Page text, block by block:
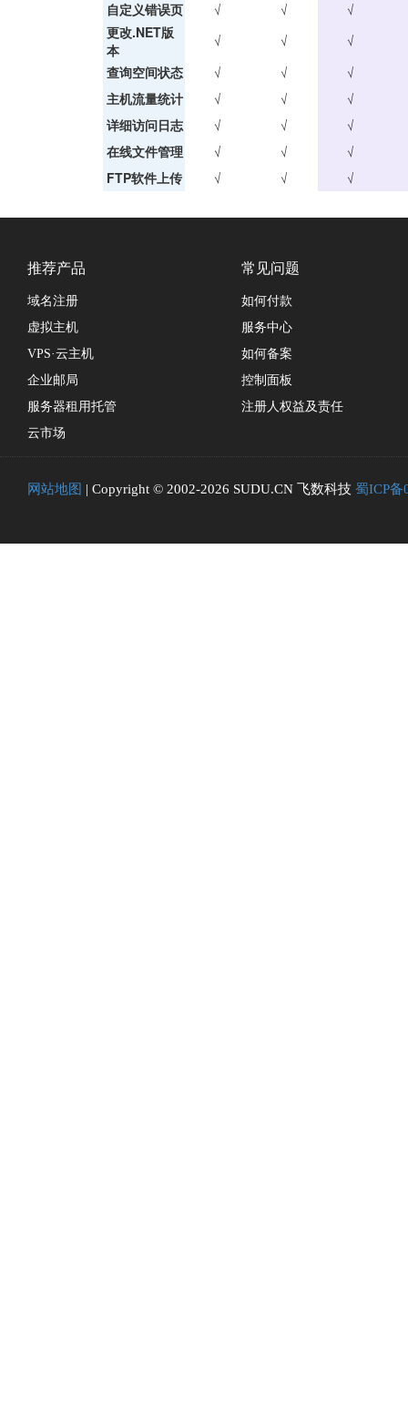
自定义错误页
√ √
√
更改.NET版
本
√ √
√
查询空间状态
√ √
√
主机流量统计
√ √
√
详细访问日志
√ √
√
在线文件管理
√ √
√
FTP软件上传
√ √ √
推荐产品
域名注册
虚拟主机
VPS·云主机
企业邮局
服务器租用托管
云市场
常见问题
如何付款
服务中心
如何备案
控制面板
注册人权益及责任
网站地图 | Copyright © 2002-2026 SUDU.CN 飞数科技 蜀ICP备